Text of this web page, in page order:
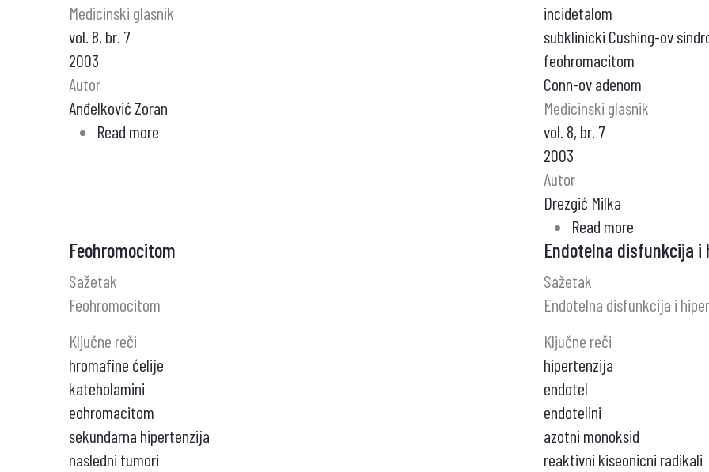
Medicinski glasnik
vol. 8, br. 7
2003
Autor
Anđelković Zoran
Read more
incidetalom
subklinicki Cushing-ov
feohromacitom
Conn-ov adenom
Medicinski glasnik
vol. 8, br. 7
2003
Autor
Drezgić Milka
Read more
hipertenzija
Feohromocitom
Sažetak
Feohromocitom
Ključne reči
hromafine ćelije
kateholamini
eohromacitom
sekundarna hipertenzija
nasledni tumori
Endotelna disfunkcija i
Sažetak
Endotelna disfunkcija i
Ključne reči
hipertenzija
endotel
endotelini
azotni monoksid
reaktivni kiseonicni radikali